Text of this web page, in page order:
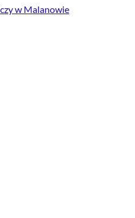
w Malanowie